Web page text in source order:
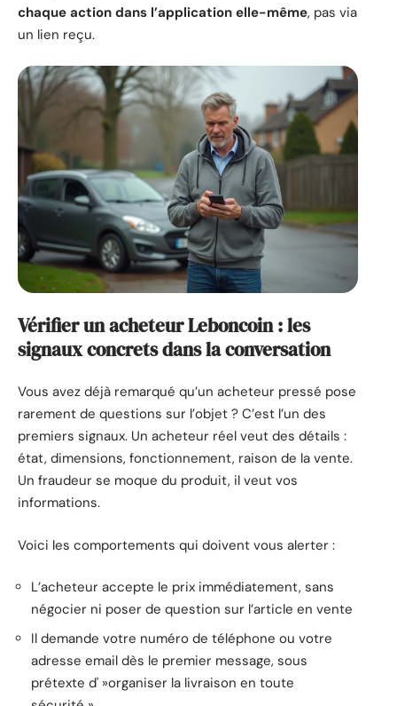
chaque action dans l’application elle-même, pas via
un lien reçu.
Vérifier un acheteur Leboncoin : les
signaux concrets dans la conversation
Vous avez déjà remarqué qu’un acheteur pressé pose
rarement de questions sur l’objet ? C’est l’un des
premiers signaux. Un acheteur réel veut des détails :
état, dimensions, fonctionnement, raison de la vente.
Un fraudeur se moque du produit, il veut vos
informations.
Voici les comportements qui doivent vous alerter :
L’acheteur accepte le prix immédiatement, sans
négocier ni poser de question sur l’article en vente
Il demande votre numéro de téléphone ou votre
adresse email dès le premier message, sous
prétexte d' »organiser la livraison en toute